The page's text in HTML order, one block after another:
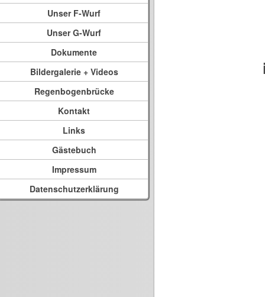
Unser F-Wurf
Unser G-Wurf
Dokumente
Bildergalerie + Videos
Regenbogenbrücke
Kontakt
Links
Gästebuch
Impressum
Datenschutzerklärung